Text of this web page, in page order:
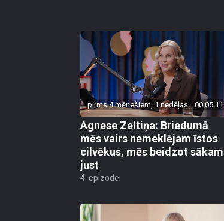
pirms 4 mēnešiem, 1 nedēļas 00:05:11
Agnese Zeltiņa: Briedumā
mēs vairs nemeklējam īstos
cilvēkus, mēs beidzot sākam
just
4. epizode